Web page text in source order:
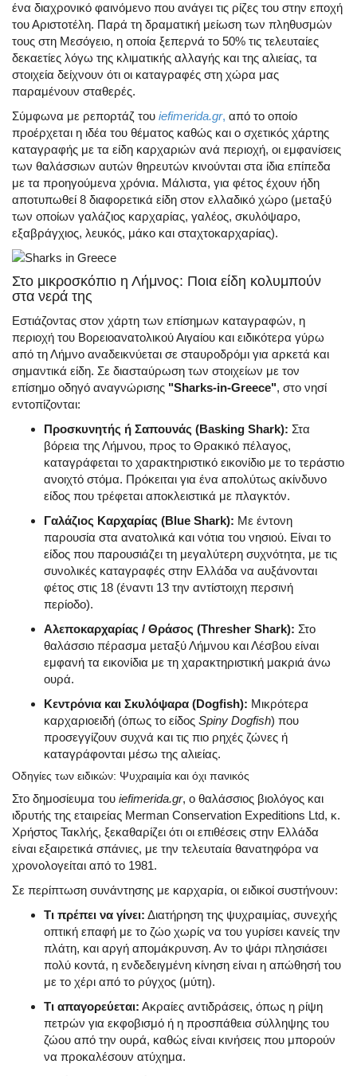
ένα διαχρονικό φαινόμενο που ανάγει τις ρίζες του στην εποχή
του Αριστοτέλη. Παρά τη δραματική μείωση των πληθυσμών
τους στη Μεσόγειο, η οποία ξεπερνά το 50% τις τελευταίες
δεκαετίες λόγω της κλιματικής αλλαγής και της αλιείας, τα
στοιχεία δείχνουν ότι οι καταγραφές στη χώρα μας
παραμένουν σταθερές.
Σύμφωνα με ρεπορτάζ του iefimerida.gr, από το οποίο
προέρχεται η ιδέα του θέματος καθώς και ο σχετικός χάρτης
καταγραφής με τα είδη καρχαριών ανά περιοχή, οι εμφανίσεις
των θαλάσσιων αυτών θηρευτών κινούνται στα ίδια επίπεδα
με τα προηγούμενα χρόνια. Μάλιστα, για φέτος έχουν ήδη
αποτυπωθεί 8 διαφορετικά είδη στον ελλαδικό χώρο (μεταξύ
των οποίων γαλάζιος καρχαρίας, γαλέος, σκυλόψαρο,
εξαβράγχιος, λευκός, μάκο και σταχτοκαρχαρίας).
Στο μικροσκόπιο η Λήμνος: Ποια είδη κολυμπούν
στα νερά της
Εστιάζοντας στον χάρτη των επίσημων καταγραφών, η
περιοχή του Βορειοανατολικού Αιγαίου και ειδικότερα γύρω
από τη Λήμνο αναδεικνύεται σε σταυροδρόμι για αρκετά και
σημαντικά είδη. Σε διασταύρωση των στοιχείων με τον
επίσημο οδηγό αναγνώρισης "Sharks-in-Greece", στο νησί
εντοπίζονται:
Προσκυνητής ή Σαπουνάς (Basking Shark): Στα
βόρεια της Λήμνου, προς το Θρακικό πέλαγος,
καταγράφεται το χαρακτηριστικό εικονίδιο με το τεράστιο
ανοιχτό στόμα. Πρόκειται για ένα απολύτως ακίνδυνο
είδος που τρέφεται αποκλειστικά με πλαγκτόν.
Γαλάζιος Καρχαρίας (Blue Shark): Με έντονη
παρουσία στα ανατολικά και νότια του νησιού. Είναι το
είδος που παρουσιάζει τη μεγαλύτερη συχνότητα, με τις
συνολικές καταγραφές στην Ελλάδα να αυξάνονται
φέτος στις 18 (έναντι 13 την αντίστοιχη περσινή
περίοδο).
Αλεποκαρχαρίας / Θράσος (Thresher Shark): Στο
θαλάσσιο πέρασμα μεταξύ Λήμνου και Λέσβου είναι
εμφανή τα εικονίδια με τη χαρακτηριστική μακριά άνω
ουρά.
Κεντρόνια και Σκυλόψαρα (Dogfish): Μικρότερα
καρχαριοειδή (όπως το είδος Spiny Dogfish) που
προσεγγίζουν συχνά και τις πιο ρηχές ζώνες ή
καταγράφονται μέσω της αλιείας.
Οδηγίες των ειδικών: Ψυχραιμία και όχι πανικός
Στο δημοσίευμα του iefimerida.gr, ο θαλάσσιος βιολόγος και
ιδρυτής της εταιρείας Merman Conservation Expeditions Ltd, κ.
Χρήστος Τακλής, ξεκαθαρίζει ότι οι επιθέσεις στην Ελλάδα
είναι εξαιρετικά σπάνιες, με την τελευταία θανατηφόρα να
χρονολογείται από το 1981.
Σε περίπτωση συνάντησης με καρχαρία, οι ειδικοί συστήνουν:
Τι πρέπει να γίνει: Διατήρηση της ψυχραιμίας, συνεχής
οπτική επαφή με το ζώο χωρίς να του γυρίσει κανείς την
πλάτη, και αργή απομάκρυνση. Αν το ψάρι πλησιάσει
πολύ κοντά, η ενδεδειγμένη κίνηση είναι η απώθησή του
με το χέρι από το ρύγχος (μύτη).
Τι απαγορεύεται: Ακραίες αντιδράσεις, όπως η ρίψη
πετρών για εκφοβισμό ή η προσπάθεια σύλληψης του
ζώου από την ουρά, καθώς είναι κινήσεις που μπορούν
να προκαλέσουν ατύχημα.